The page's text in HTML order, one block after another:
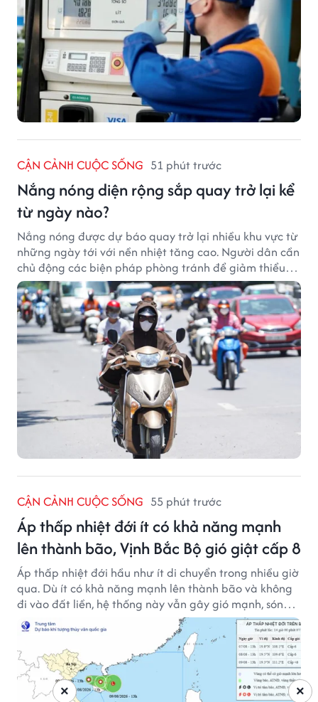
CẬN CẢNH CUỘC SỐNG 51 phút trước
Nắng nóng diện rộng sắp quay trở lại kể
từ ngày nào?
Nắng nóng được dự báo quay trở lại nhiều khu vực từ
những ngày tới với nền nhiệt tăng cao. Người dân cần
chủ động các biện pháp phòng tránh để giảm thiểu
tác động của thời tiết cực đoan.
CẬN CẢNH CUỘC SỐNG 55 phút trước
Áp thấp nhiệt đới ít có khả năng mạnh
lên thành bão, Vịnh Bắc Bộ gió giật cấp 8
Áp thấp nhiệt đới hầu như ít di chuyển trong nhiều giờ
qua. Dù ít có khả năng mạnh lên thành bão và không
đi vào đất liền, hệ thống này vẫn gây gió mạnh, sóng
lớn trên nhiều vùng biển.
×
×